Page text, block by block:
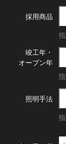
採用商品
竣工年・
オープン年
照明手法